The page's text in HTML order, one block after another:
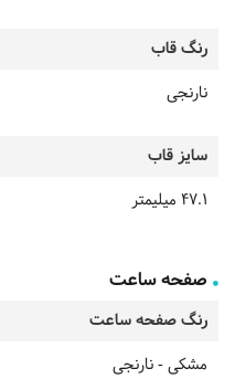
رنگ قاب
نارنجی
سایز قاب
47.1 میلیمتر
صفحه ساعت
رنگ صفحه ساعت
مشکی - نارنجی